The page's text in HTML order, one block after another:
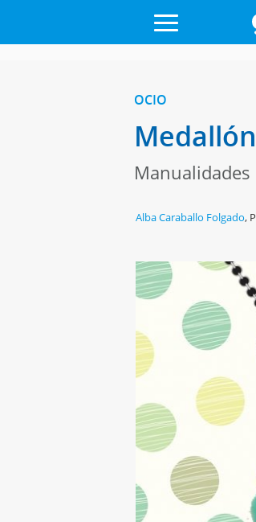
OCIO
Alba Caraballo Folgado,